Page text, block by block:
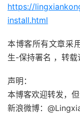
https://
install.html
本博客所有文章采
生-保持署名 ，转载
声明：
本博客欢迎转发，
新浪微博：